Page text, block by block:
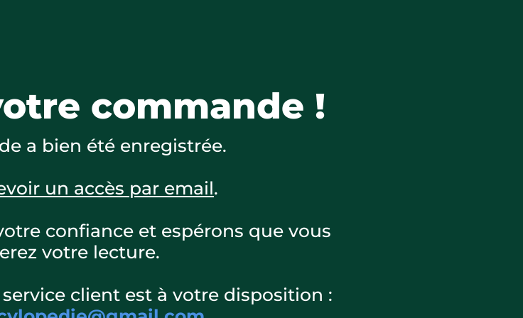
commande !
a bien été enregistrée.
un accès par email.
confiance et espérons que vous
votre lecture.
client est à votre disposition :